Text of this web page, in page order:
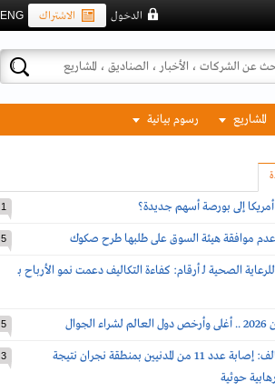
ENG الاشتراك الدخول
المشاريع رسوم بيانية
أمريكا إلى بورصة أسهم جديدة؟ 1
عدم موافقة هيئة السوق على طلبها طرح صكوك 5
الصحية لـ أرقام: كفاءة التكاليف دعمت نمو الأرباح بـ
5
قوات التحالف: إصابة عدد 11 من المدنيين بمنطقة نجران نتيجة
حوثية
3